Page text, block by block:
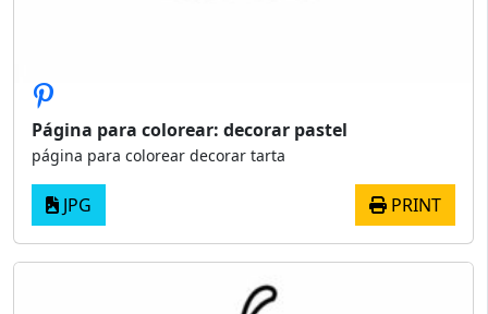
Página para colorear: decorar pastel
página para colorear decorar tarta
JPG PRINT